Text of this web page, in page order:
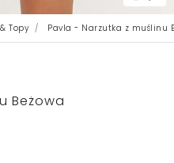
Topy Pavla - Narzutka z muślinu
Beżowa